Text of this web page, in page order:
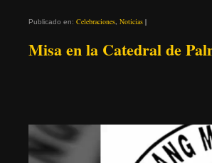
Publicado en: Celebraciones, Noticias |
Misa en la Catedral de